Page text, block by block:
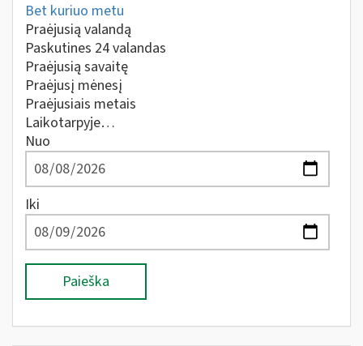
Bet kuriuo metu
Praėjusią valandą
Paskutines 24 valandas
Praėjusią savaitę
Praėjusį mėnesį
Praėjusiais metais
Laikotarpyje…
Nuo
Iki
Paieška